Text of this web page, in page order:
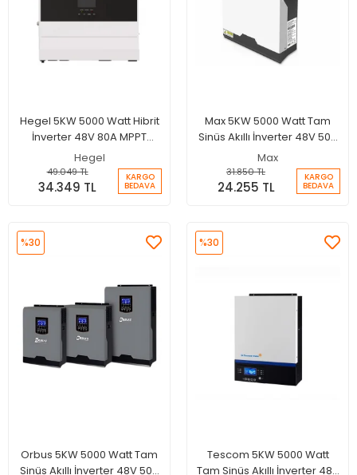
Hegel 5KW 5000 Watt Hibrit
İnverter 48V 80A MPPT
Paralellenebilir İnverter
Hegel
49.049 TL
34.349 TL
KARGO
BEDAVA
Max 5KW 5000 Watt Tam
Sinüs Akıllı İnverter 48V 50A
Şarjlı İnverter
Max
31.850 TL
24.255 TL
KARGO
BEDAVA
Orbus 5KW 5000 Watt Tam
Sinüs Akıllı İnverter 48V 50A
%30
Tescom 5KW 5000 Watt
Tam Sinüs Akıllı İnverter 48V
%30